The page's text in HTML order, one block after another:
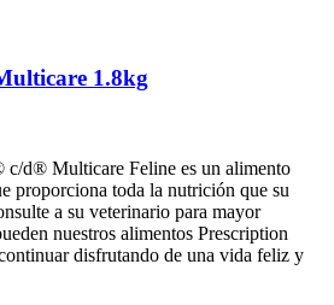
1.8kg
d® Multicare Feline es un alimento
proporciona toda la nutrición que su
a su veterinario para mayor
nuestros alimentos Prescription
disfrutando de una vida feliz y